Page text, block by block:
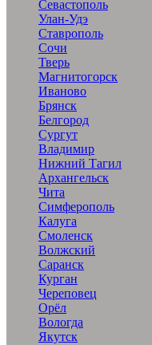
Севастополь
Улан-Удэ
Ставрополь
Сочи
Тверь
Магнитогорск
Иваново
Брянск
Белгород
Сургут
Владимир
Нижний Тагил
Архангельск
Чита
Симферополь
Калуга
Смоленск
Волжский
Саранск
Курган
Череповец
Орёл
Вологда
Якутск